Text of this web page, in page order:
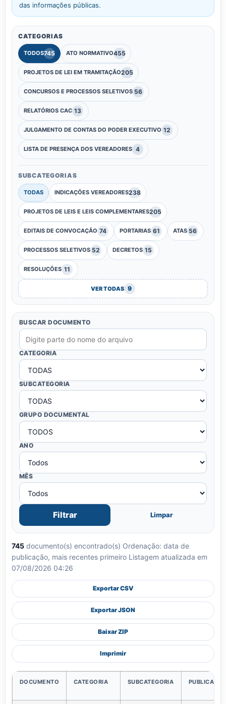
das informações públicas.
CATEGORIAS
TODOS745 ATO NORMATIVO455
PROJETOS DE LEI EM TRAMITAÇÃO205
CONCURSOS E PROCESSOS SELETIVOS 56
RELATÓRIOS CAC 13
JULGAMENTO DE CONTAS DO PODER EXECUTIVO 12
LISTA DE PRESENÇA DOS VEREADORES 4
SUBCATEGORIAS
TODAS INDICAÇÕES VEREADORES238
PROJETOS DE LEIS E LEIS COMPLEMENTARES205
EDITAIS DE CONVOCAÇÃO 74 PORTARIAS 61 ATAS 56
PROCESSOS SELETIVOS 52 DECRETOS 15
RESOLUÇÕES 11
VER TODAS 9
BUSCAR DOCUMENTO
CATEGORIA
SUBCATEGORIA
GRUPO DOCUMENTAL
ANO
MÊS
Filtrar Limpar
745 documento(s) encontrado(s) Ordenação: data de
publicação, mais recentes primeiro Listagem atualizada em
07/08/2026 04:26
Exportar CSV
Exportar JSON
Baixar ZIP
Imprimir
DOCUMENTO CATEGORIA SUBCATEGORIA